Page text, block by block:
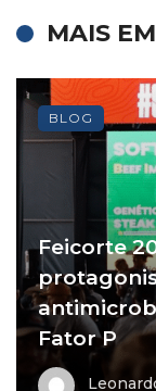
MAIS
Feicorte
Fator P
BLOG